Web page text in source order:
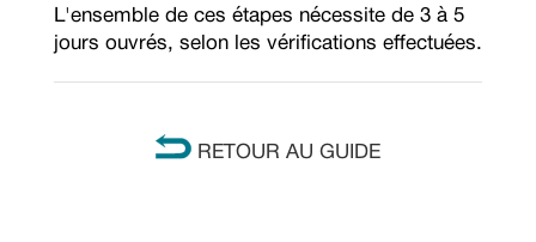
L'ensemble de ces étapes nécessite de 3 à 5
jours ouvrés, selon les vérifications effectuées.
RETOUR AU GUIDE